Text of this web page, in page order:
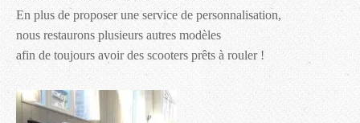
En plus de proposer une service de personnalisation,
nous restaurons plusieurs autres modèles
afin de toujours avoir des scooters prêts à rouler !